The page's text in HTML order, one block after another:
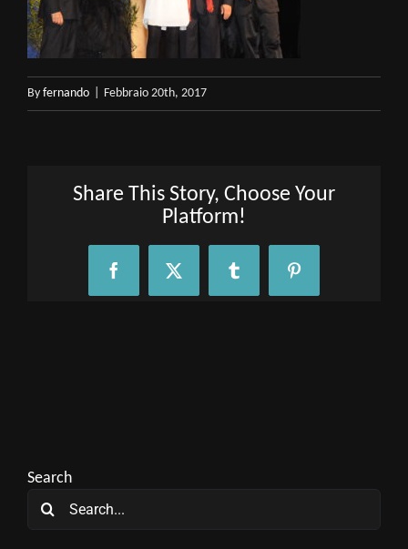
By fernando Febbraio 20th, 2017
Share This Story, Choose Your
Platform!
FacebookX Tumblr Pinterest
Search
Search